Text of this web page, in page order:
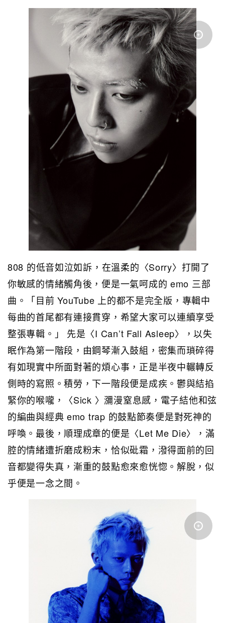
808 的低音如泣如訴，在溫柔的〈Sorry〉打開了
你敏感的情緒觸角後，便是一氣呵成的 emo 三部
曲。「目前 YouTube 上的都不是完全版，專輯中
每曲的首尾都有連接貫穿，希望大家可以連續享受
整張專輯。」 先是〈I Can’t Fall Asleep〉，以失
眠作為第一階段，由鋼琴漸入鼓組，密集而瑣碎得
有如現實中所面對著的煩心事，正是半夜中輾轉反
側時的寫照。積勞，下一階段便是成疾。鬱與結掐
緊你的喉嚨，〈Sick 〉瀰漫窒息感，電子結他和弦
的編曲與經典 emo trap 的鼓點節奏便是對死神的
呼喚。最後，順理成章的便是〈Let Me Die〉，滿
腔的情緒遭折磨成粉末，恰似砒霜，潑得面前的回
音都變得失真，漸重的鼓點愈來愈恍惚。解脫，似
乎便是一念之間。